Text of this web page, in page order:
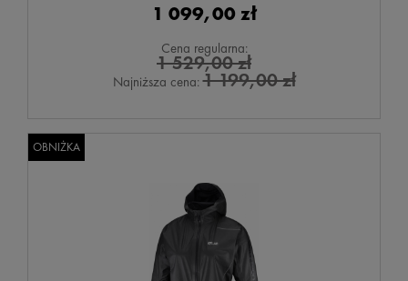
1 099,00 zł
Cena regularna:
1 529,00 zł
Najniższa cena:1 199,00 zł
OBNIŻKA